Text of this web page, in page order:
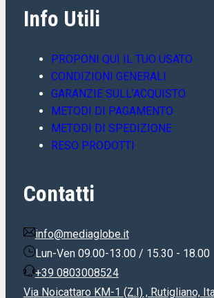
Info Utili
PROPONI QUI IL TUO USATO
CONDIZIONI GENERALI
GARANZIE SULL’ACQUISTO
METODI DI PAGAMENTO
METODI DI SPEDIZIONE
RESO PRODOTTI
Contatti
info@mediaglobe.it
Lun-Ven 09.00-13.00 / 15.30 - 18.00
+39 0803008524
Via Noicattaro KM-1 (Z.I) , Rutigliano,